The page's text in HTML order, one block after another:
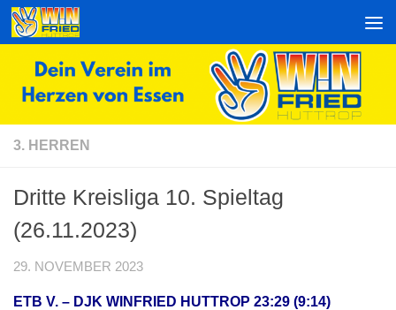
Zum Inhalt springen
3. HERREN
Dritte Kreisliga 10. Spieltag
(26.11.2023)
29. NOVEMBER 2023
ETB V. – DJK WINFRIED HUTTROP 23:29 (9:14)